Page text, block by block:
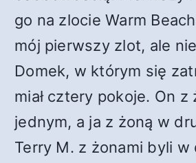
go na zlocie Warm
mój pierwszy zlot, ale
Domek, w którym się
miał cztery pokoje. On z
jednym, a ja z żoną w
Terry M. z żonami byli w